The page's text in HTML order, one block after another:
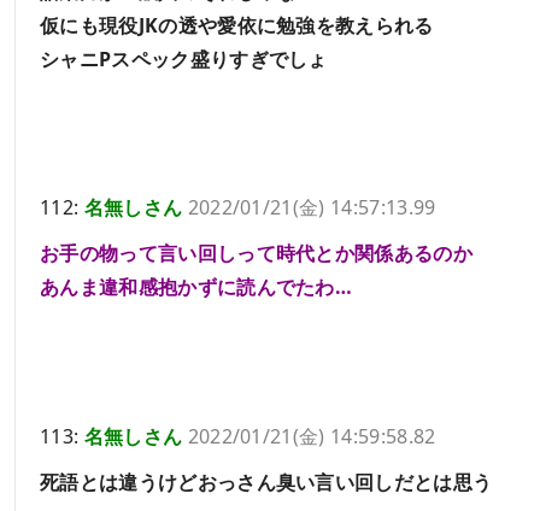
仮にも現役JKの透や愛依に勉強を教えられる
シャニPスペック盛りすぎでしょ
112: 名無しさん 2022/01/21(金) 14:57:13.99
お手の物って言い回しって時代とか関係あるのか
あんま違和感抱かずに読んでたわ…
113: 名無しさん 2022/01/21(金) 14:59:58.82
死語とは違うけどおっさん臭い言い回しだとは思う